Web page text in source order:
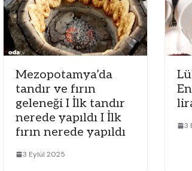
Mezopotamya’da
tandır ve fırın
geleneği I İlk tandır
nerede yapıldı I İlk
fırın nerede yapıldı
3 Eylül 2025
3